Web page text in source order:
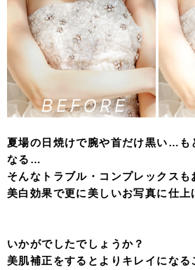
夏場の日焼けで腕や首だけ黒い…も
なる…
そんなトラブル・コンプレックスも
美白効果で更に美しいお写真に仕上
いかがでしたでしょうか？
美肌補正をするとよりキレイになる